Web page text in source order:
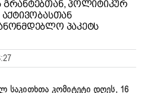
ᲒᲠᲐᲜᲢᲔᲑᲗᲐᲜ, ᲞᲝᲚᲘᲢᲘᲙᲣᲠ
ᲐᲥᲢᲘᲕᲝᲑᲐᲡᲗᲐᲜ
ᲞᲐᲙᲔᲢᲡ
საკითხთა კომიტეტი დღეს, 16